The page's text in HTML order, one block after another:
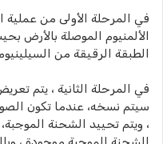
في المرحلة الأولى من عملية
الألمنيوم الموصلة بالأرض
الطبقة الرقيقة من
في المرحلة الثانية ، يتم
سيتم نسخه، عندما تكون
، ويتم تحييد الشحنة